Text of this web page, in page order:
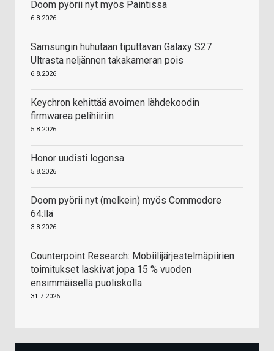
Doom pyörii nyt myös Paintissa
6.8.2026
Samsungin huhutaan tiputtavan Galaxy S27
Ultrasta neljännen takakameran pois
6.8.2026
Keychron kehittää avoimen lähdekoodin
firmwarea pelihiiriin
5.8.2026
Honor uudisti logonsa
5.8.2026
Doom pyörii nyt (melkein) myös Commodore
64:llä
3.8.2026
Counterpoint Research: Mobiilijärjestelmäpiirien
toimitukset laskivat jopa 15 % vuoden
ensimmäisellä puoliskolla
31.7.2026